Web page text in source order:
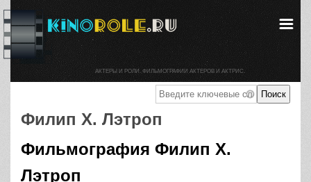
Филип Х. Лэтроп
Фильмография Филип Х.
Лэтроп
АКТЕРЫ И РОЛИ. ФИЛЬМОГРАФИИ АКТЕРОВ И АКТРИС.